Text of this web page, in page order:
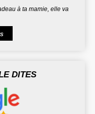
à ta mamie, elle va
DITES